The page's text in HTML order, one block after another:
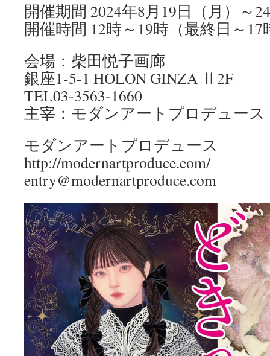
プ
開催期間 2024年8月19日（月）～
開催時間 12時～19時（最終日～17
会場：柴田悦子画廊
銀座1-5-1 HOLON GINZA Ⅱ2F
TEL03-3563-1660
主宰：モダンアートプロデュース
モダンアートプロデュース
http://modernartproduce.com/
entry@modernartproduce.com